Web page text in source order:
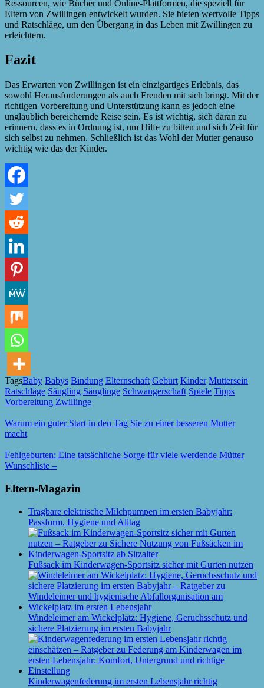
Ressourcen, wie Bücher und Online-Plattformen, die speziell für
Eltern von Zwillingen entwickelt wurden. Sie bieten wertvolle Tipps
und Ratschläge, um den Übergang in das Leben mit Zwillingen zu
erleichtern.
Fazit
Das Erwarten von Zwillingen ist ein einzigartiges Erlebnis, das
sowohl Herausforderungen als auch Freuden mit sich bringt. Mit der
richtigen Vorbereitung und Unterstützung kann es jedoch eine
unglaublich bereichernde Reise sein. Es ist wichtig, sich daran zu
erinnern, dass es in Ordnung ist, um Hilfe zu bitten und sich Zeit für
sich selbst zu nehmen. Schließlich ist das Wohl der Mutter genauso
wichtig wie das der Kinder.
TagsBaby Babys Bindung Elternschaft Geburt Kinder Muttersein
Ratschläge Säugling Säuglinge Schwangerschaft Spiele Tipps
Vorbereitung Zwillinge
Warum ein guter Start in den Tag Sie zu einer besseren Mutter
macht
Fehlgeburten: Eine tatsächliche Sorge für viele werdende Mütter
Wunschliste –
Eltern-Magazin
Tragbare elektrische Milchpumpen im ersten Babyjahr:
Passform, Hygiene und Alltag
Fußsack im Kinderwagen-Sportsitz sicher mit Gurten nutzen
Windeleimer am Wickelplatz: Hygiene, Geruchsschutz und
sichere Platzierung im ersten Babyjahr
Kinderwagenfederung im ersten Lebensjahr richtig